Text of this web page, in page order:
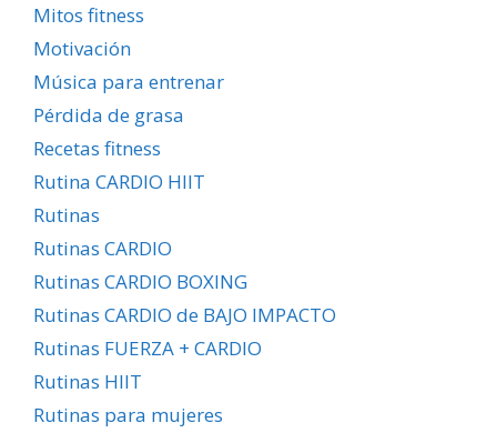
Mitos fitness
Motivación
Música para entrenar
Pérdida de grasa
Recetas fitness
Rutina CARDIO HIIT
Rutinas
Rutinas CARDIO
Rutinas CARDIO BOXING
Rutinas CARDIO de BAJO IMPACTO
Rutinas FUERZA + CARDIO
Rutinas HIIT
Rutinas para mujeres